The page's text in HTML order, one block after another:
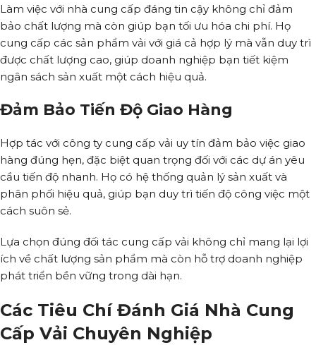
Làm việc với nhà cung cấp đáng tin cậy không chỉ đảm
bảo chất lượng mà còn giúp bạn tối ưu hóa chi phí. Họ
cung cấp các sản phẩm vải với giá cả hợp lý mà vẫn duy trì
được chất lượng cao, giúp doanh nghiệp bạn tiết kiệm
ngân sách sản xuất một cách hiệu quả.
Đảm Bảo Tiến Độ Giao Hàng
Hợp tác với công ty cung cấp vải uy tín đảm bảo việc giao
hàng đúng hẹn, đặc biệt quan trọng đối với các dự án yêu
cầu tiến độ nhanh. Họ có hệ thống quản lý sản xuất và
phân phối hiệu quả, giúp bạn duy trì tiến độ công việc một
cách suôn sẻ.
Lựa chọn đúng đối tác cung cấp vải không chỉ mang lại lợi
ích về chất lượng sản phẩm mà còn hỗ trợ doanh nghiệp
phát triển bền vững trong dài hạn.
Các Tiêu Chí Đánh Giá Nhà Cung
Cấp Vải Chuyên Nghiệp